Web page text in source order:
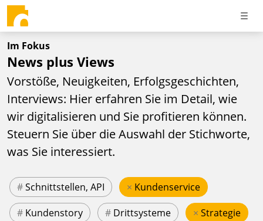
Im Fokus
News plus Views
Vorstöße, Neuigkeiten, Erfolgsgeschichten,
Interviews: Hier erfahren Sie im Detail, wie
wir digitalisieren und Sie profitieren können.
Steuern Sie über die Auswahl der Stichworte,
was Sie interessiert.
#Schnittstellen, API × Kundenservice
# Kundenstory # Drittsysteme × Strategie